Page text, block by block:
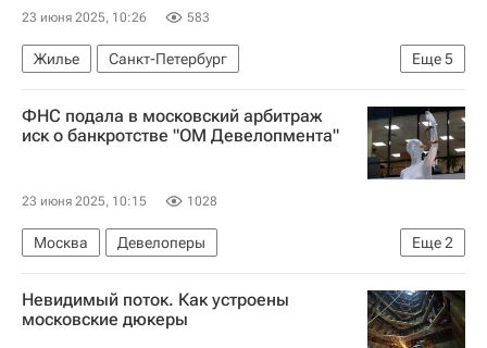
Инфраструктура
23 июня 2025, 10:26 583
Еще5
Жилье
Санкт-Петербург
Васильевский остров
Михаил Кенин
Газпромбанк
Девелоперы Строительство
ФНС подала в московский арбитраж
иск о банкротстве "ОМ Девелопмента"
23 июня 2025, 10:15 1028
Еще2
Москва
Девелоперы
Федеральная налоговая служба (ФНС России)
Банкротство
Невидимый поток. Как устроены
московские дюкеры